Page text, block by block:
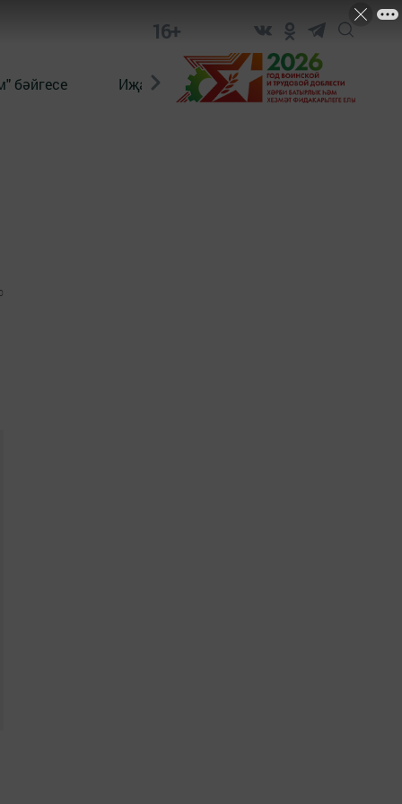
16+
бәйгесе Иҗат Реклама Онлайн